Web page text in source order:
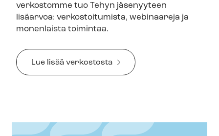
verkostomme tuo Tehyn jäsenyyteen
lisäarvoa: verkostoitumista, webinaareja ja
monenlaista toimintaa.
Lue lisää verkostosta